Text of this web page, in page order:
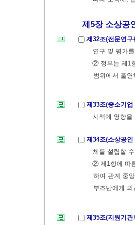
제5장 소상공인
제32조(전문연
연구 및 평가
② 정부는 제1
범위에서 출
제33조(중소기
시책에 영향을
제34조(소상공
체를 설립할
② 제1항에 따
하여 관계 중
부즈만에게
제35조(지원기